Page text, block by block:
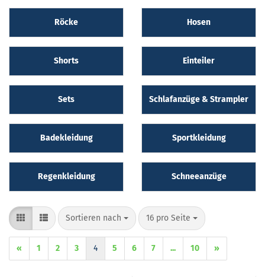
Röcke Hosen
Shorts Einteiler
Sets Schlafanzüge & Strampler
Badekleidung Sportkleidung
Regenkleidung Schneeanzüge
Sortieren nach
Sortieren nach 16 pro Seite
pro Seite
« 1 2 3 4 5 6 7 ... 10 »